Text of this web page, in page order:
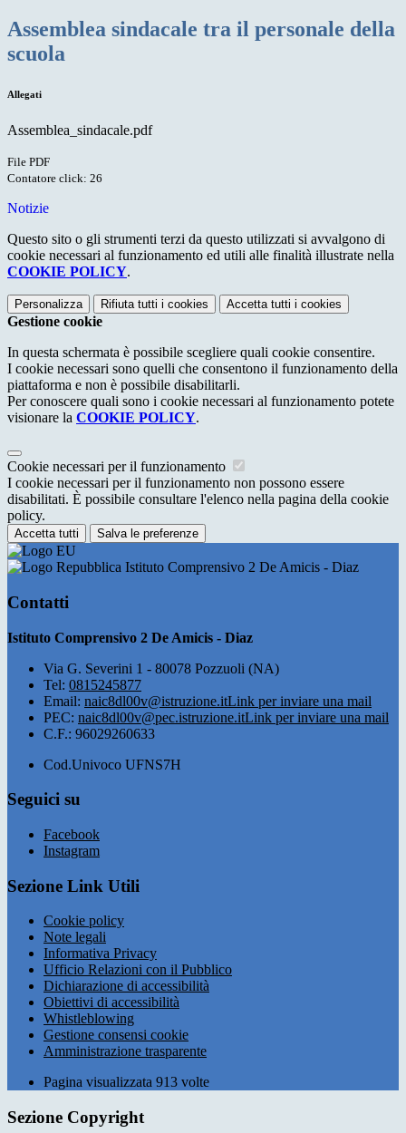
Assemblea sindacale tra il personale della
scuola
Allegati
Assemblea_sindacale.pdf
File PDF
Contatore click: 26
Notizie
Questo sito o gli strumenti terzi da questo utilizzati si avvalgono di
cookie necessari al funzionamento ed utili alle finalità illustrate nella
COOKIE POLICY.
Personalizza Rifiuta tutti i cookies Accetta tutti i cookies
Gestione cookie
In questa schermata è possibile scegliere quali cookie consentire.
I cookie necessari sono quelli che consentono il funzionamento della
piattaforma e non è possibile disabilitarli.
Per conoscere quali sono i cookie necessari al funzionamento potete
visionare la COOKIE POLICY.
Cookie necessari per il funzionamento
I cookie necessari per il funzionamento non possono essere
disabilitati. È possibile consultare l'elenco nella pagina della cookie
policy.
Accetta tutti Salva le preferenze
Istituto Comprensivo 2 De Amicis - Diaz
Contatti
Istituto Comprensivo 2 De Amicis - Diaz
Via G. Severini 1 - 80078 Pozzuoli (NA)
Tel: 0815245877
Email: naic8dl00v@istruzione.itLink per inviare una mail
PEC: naic8dl00v@pec.istruzione.itLink per inviare una mail
C.F.: 96029260633
Cod.Univoco UFNS7H
Seguici su
Facebook
Instagram
Sezione Link Utili
Cookie policy
Note legali
Informativa Privacy
Ufficio Relazioni con il Pubblico
Dichiarazione di accessibilità
Obiettivi di accessibilità
Whistleblowing
Gestione consensi cookie
Amministrazione trasparente
Pagina visualizzata 913 volte
Sezione Copyright